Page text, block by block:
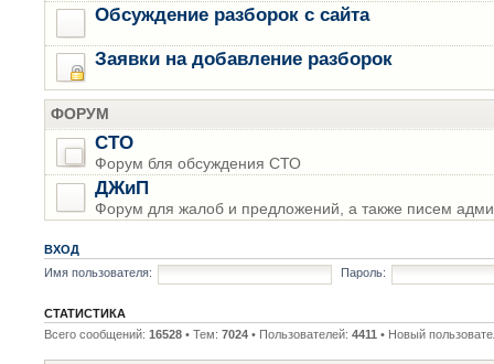
Обсуждение разборок с сайта
Заявки на добавление разборок
ФОРУМ
СТО
Форум бля обсуждения СТО
ДЖиП
Форум для жалоб и предложений, а также писем
ВХОД
Имя пользователя:
Пароль:
СТАТИСТИКА
Всего сообщений: 16528 • Тем: 7024 • Пользователей: 4411 • Новый